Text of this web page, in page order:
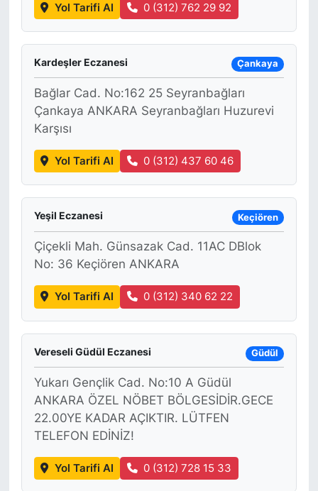
Yol Tarifi Al 0 (312) 762 29 92
Kardeşler Eczanesi Çankaya
Bağlar Cad. No:162 25 Seyranbağları
Çankaya ANKARA Seyranbağları Huzurevi
Karşısı
Yol Tarifi Al 0 (312) 437 60 46
Yeşil Eczanesi Keçiören
Çiçekli Mah. Günsazak Cad. 11AC DBlok
No: 36 Keçiören ANKARA
Yol Tarifi Al 0 (312) 340 62 22
Vereseli Güdül Eczanesi Güdül
Yukarı Gençlik Cad. No:10 A Güdül
ANKARA ÖZEL NÖBET BÖLGESİDİR.GECE
22.00YE KADAR AÇIKTIR. LÜTFEN
TELEFON EDİNİZ!
Yol Tarifi Al 0 (312) 728 15 33